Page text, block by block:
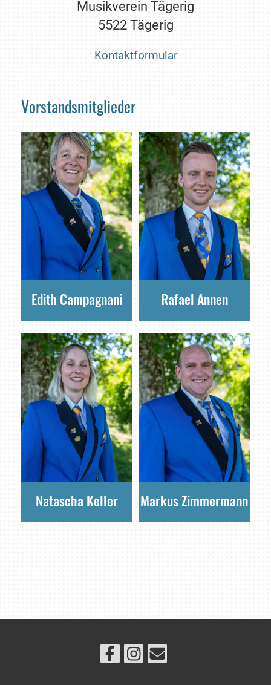
Musikverein Tägerig
5522 Tägerig
Kontaktformular
Vorstandsmitglieder
Edith Campagnani Rafael Annen
Natascha Keller Markus Zimmermann